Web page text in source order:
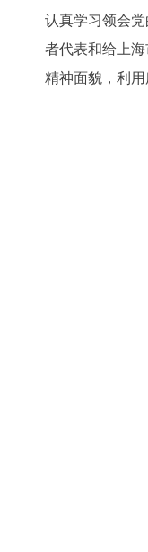
认真学习领会
者代表和给上
精神面貌，利用